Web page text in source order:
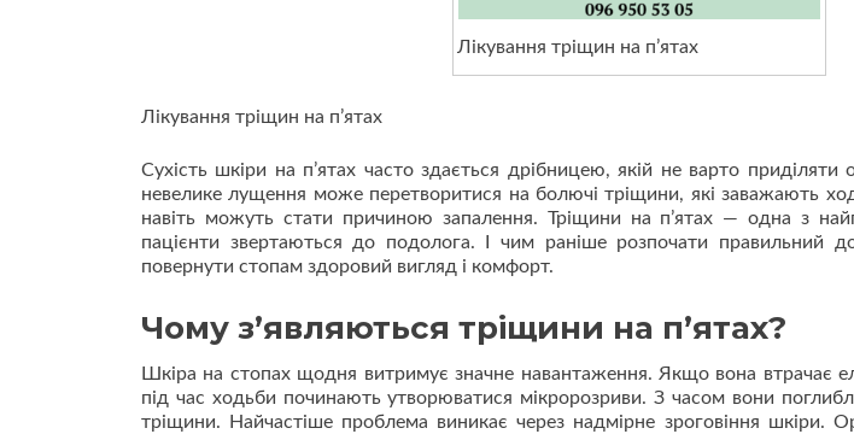
Лікування тріщин на п’ятах
Лікування тріщин на п’ятах
Сухість шкіри на п’ятах часто здається дрібницею, якій не варто
невелике лущення може перетворитися на болючі тріщини, які заважають
навіть можуть стати причиною запалення. Тріщини на п’ятах — одна з
пацієнти звертаються до подолога. І чим раніше розпочати правильний
повернути стопам здоровий вигляд і комфорт.
Чому з’являються тріщини на п’ятах?
Шкіра на стопах щодня витримує значне навантаження. Якщо вона втрачає
під час ходьби починають утворюватися мікророзриви. З часом вони
тріщини. Найчастіше проблема виникає через надмірне зроговіння шкіри.